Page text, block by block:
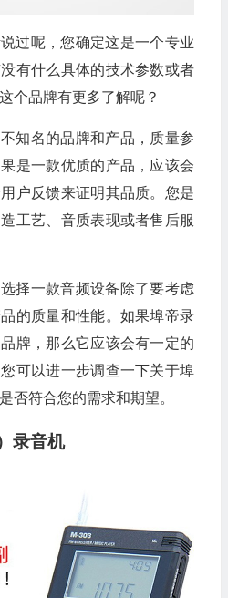
过呢，您确定这是一个专业
有什么具体的技术参数或者
个品牌有更多了解呢？
知名的品牌和产品，质量参
是一款优质的产品，应该会
户反馈来证明其品质。您是
工艺、音质表现或者售后服
择一款音频设备除了要考虑
的质量和性能。如果埠帝录
牌，那么它应该会有一定的
可以进一步调查一下关于埠
否符合您的需求和期望。
录音机